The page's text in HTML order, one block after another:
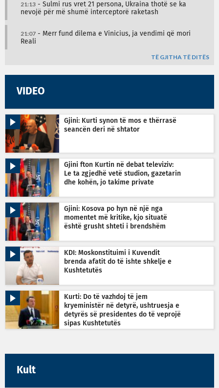
21:13 - Sulmi rus vret 21 persona, Ukraina thotë se ka
nevojë për më shumë interceptorë raketash
21:07 - Merr fund dilema e Vinicius, ja vendimi që mori
Reali
TË GJITHA TË DITËS
VIDEO
Gjini: Kurti synon të mos e thërrasë
seancën deri në shtator
Gjini fton Kurtin në debat televiziv:
Le ta zgjedhë vetë studion, gazetarin
dhe kohën, jo takime private
Gjini: Kosova po hyn në një nga
momentet më kritike, kjo situatë
është grusht shteti i brendshëm
KDI: Moskonstituimi i Kuvendit
brenda afatit do të ishte shkelje e
Kushtetutës
Kurti: Do të vazhdoj të jem
kryeministër në detyrë, ushtruesja e
detyrës së presidentes do të veprojë
sipas Kushtetutës
Kult